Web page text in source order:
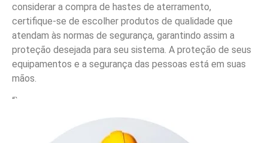
considerar a compra de hastes de aterramento,
certifique-se de escolher produtos de qualidade que
atendam às normas de segurança, garantindo assim a
proteção desejada para seu sistema. A proteção de seus
equipamentos e a segurança das pessoas está em suas
mãos.
“`